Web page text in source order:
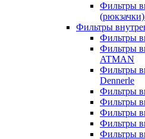
Фильтры
Фильтры
Фильтры
Фильтры
ATMAN
Фильтры
Dennerle
Фильтры
Фильтры
Фильтры
Фильтры
Фильтры